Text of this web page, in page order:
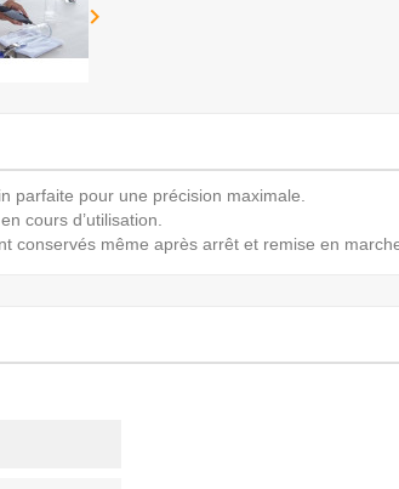

parfaite pour une précision maximale.
cours d’utilisation.
même après arrêt et remise en marche